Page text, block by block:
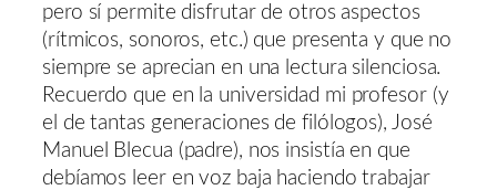
pero sí permite disfrutar de otros aspectos
(rítmicos, sonoros, etc.) que presenta y que no
siempre se aprecian en una lectura silenciosa.
Recuerdo que en la universidad mi profesor (y
el de tantas generaciones de filólogos), José
Manuel Blecua (padre), nos insistía en que
debíamos leer en voz baja haciendo trabajar